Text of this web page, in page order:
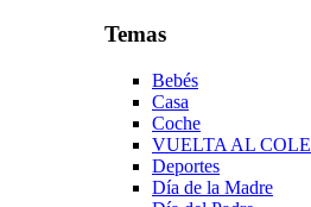
Temas
Bebés
Casa
Coche
VUELTA AL COLE
Deportes
Día de la Madre